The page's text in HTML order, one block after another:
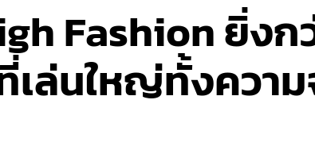
Fashion ยิ่ง
เล่นใหญ่ทั้งควา